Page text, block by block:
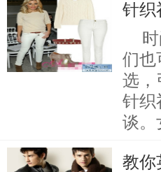
针织
们也
选，
针织
谈。
教你